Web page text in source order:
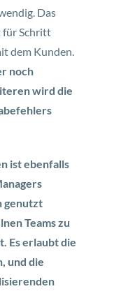
Das
für Schritt
dem Kunden.
noch
wird die
ist ebenfalls
genutzt
Teams zu
Es erlaubt die
und die